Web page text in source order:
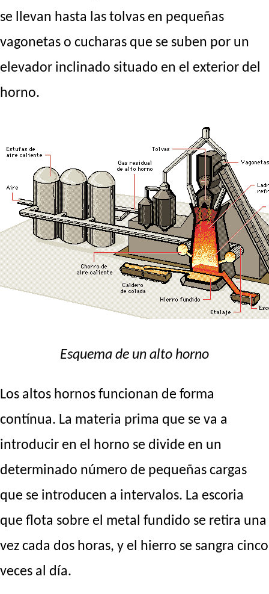
se llevan hasta las tolvas en pequeñas
vagonetas o cucharas que se suben por un
elevador inclinado situado en el exterior del
horno.
Esquema de un alto horno
Los altos hornos funcionan de forma
contínua. La materia prima que se va a
introducir en el horno se divide en un
determinado número de pequeñas cargas
que se introducen a intervalos. La escoria
que flota sobre el metal fundido se retira una
vez cada dos horas, y el hierro se sangra cinco
veces al día.